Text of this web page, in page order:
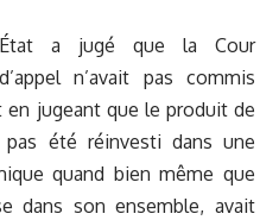
a jugé que la Cour
n’avait pas commis
en jugeant que le produit de
pas été réinvesti dans une
quand bien même que
dans son ensemble, avait